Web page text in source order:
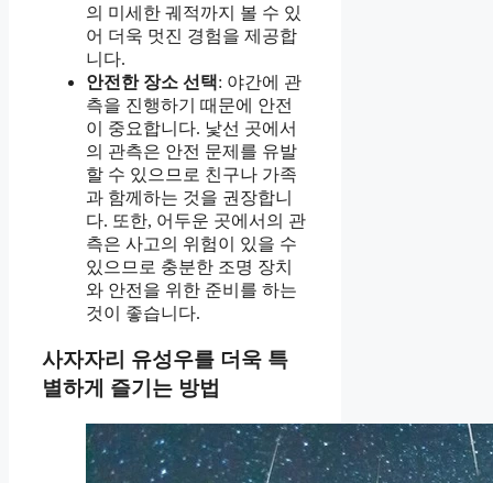
의 미세한 궤적까지 볼 수 있
어 더욱 멋진 경험을 제공합
니다.
안전한 장소 선택: 야간에 관
측을 진행하기 때문에 안전
이 중요합니다. 낯선 곳에서
의 관측은 안전 문제를 유발
할 수 있으므로 친구나 가족
과 함께하는 것을 권장합니
다. 또한, 어두운 곳에서의 관
측은 사고의 위험이 있을 수
있으므로 충분한 조명 장치
와 안전을 위한 준비를 하는
것이 좋습니다.
사자자리 유성우를 더욱 특
별하게 즐기는 방법